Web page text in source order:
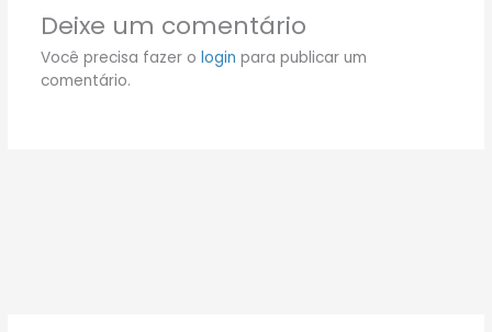
Deixe um comentário
Você precisa fazer o login para publicar um
comentário.